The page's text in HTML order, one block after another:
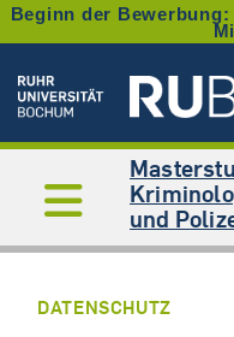
Beginn der
und
DATENSCHUTZ